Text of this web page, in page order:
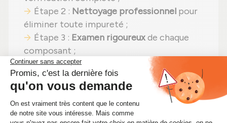
Étape 2 : Nettoyage professionnel pour
éliminer toute impureté ;
Étape 3 : Examen rigoureuxde chaque
composant ;
Étape 4 :Remplacement des pièces
abîméespar des composants neufs ;
Étape 5 :Remontageavec des réglages
effectués selon les normes du constructeur
;